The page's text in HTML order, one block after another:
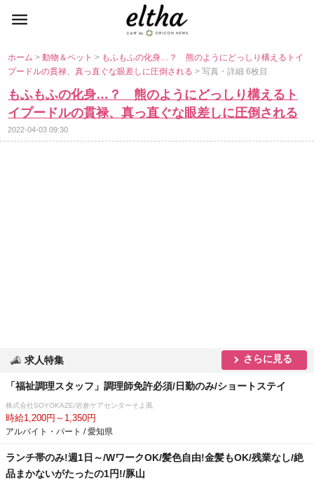
ホーム>動物＆ペット> もふもふの化身…？ 熊のようにどっしり構えるトイ
プードルの貫禄、真っ直ぐな眼差しに圧倒される> 写真・詳細 6枚目
もふもふの化身…？ 熊のようにどっしり構えるト
イプードルの貫禄、真っ直ぐな眼差しに圧倒される
2022-04-03 09:30
求人特集 さらに見る
「福祉調理スタッフ」調理師免許必須/日勤のみ/ショートステイ
株式会社SOYOKAZE/岩倉ケアセンターそよ風
時給1,200円～1,350円
アルバイト・パート / 愛知県
ランチ帯のみ!週1日～/WワークOK/髪色自由!金髪もOK/残業なし/絶
品まかないがたったの1円!/豚山